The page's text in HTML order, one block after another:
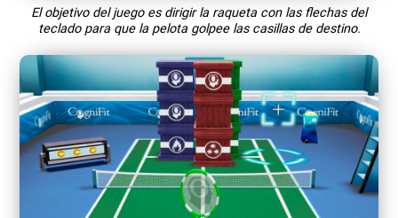
El objetivo del juego es dirigir la raqueta con las flechas del
teclado para que la pelota golpee las casillas de destino.